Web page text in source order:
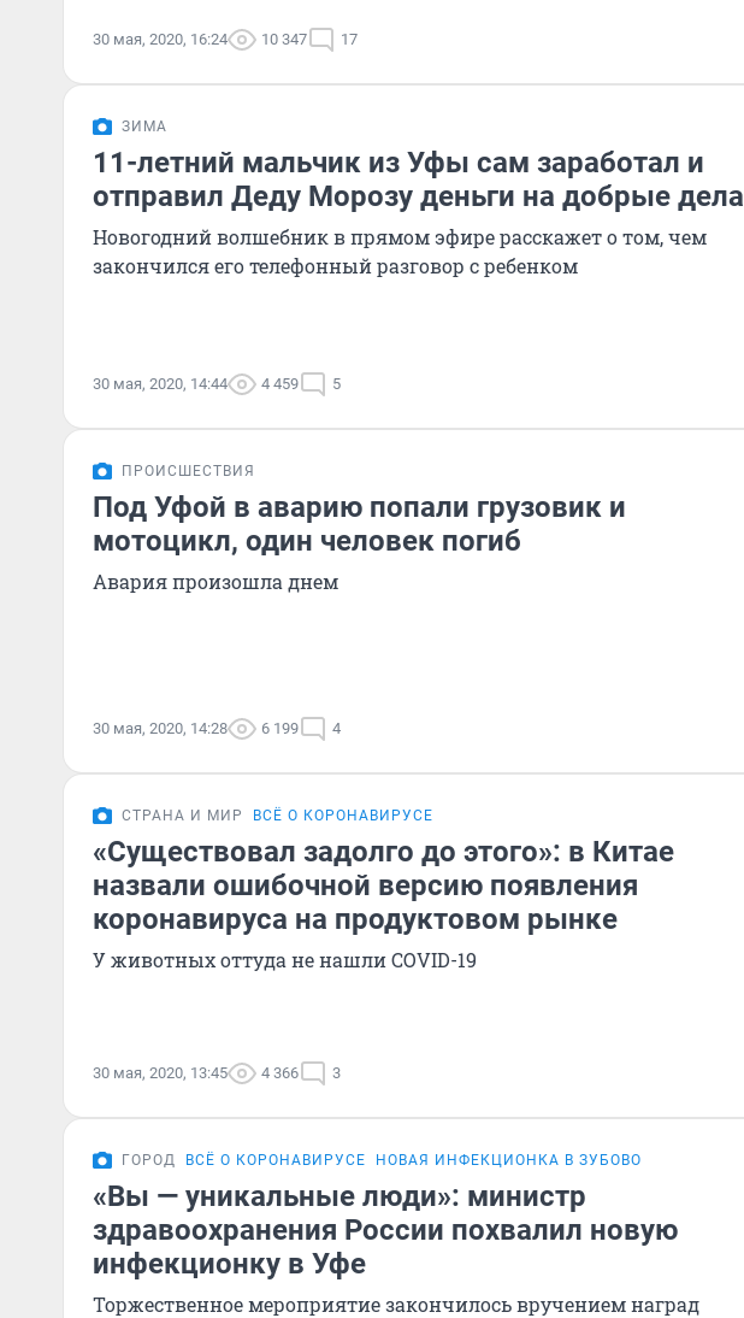
30 мая, 2020, 16:24 10 347 17
ЗИМА
11-летний мальчик из Уфы сам заработал и
отправил Деду Морозу деньги на добрые дела
Новогодний волшебник в прямом эфире расскажет о том, чем
закончился его телефонный разговор с ребенком
30 мая, 2020, 14:44 4 459 5
ПРОИСШЕСТВИЯ
Под Уфой в аварию попали грузовик и
мотоцикл, один человек погиб
Авария произошла днем
30 мая, 2020, 14:28 6 199 4
СТРАНА И МИР ВСЁ О КОРОНАВИРУСЕ
«Существовал задолго до этого»: в Китае
назвали ошибочной версию появления
коронавируса на продуктовом рынке
У животных оттуда не нашли COVID-19
30 мая, 2020, 13:45 4 366 3
ГОРОД ВСЁ О КОРОНАВИРУСЕ НОВАЯ ИНФЕКЦИОНКА В ЗУБОВО
«Вы — уникальные люди»: министр
здравоохранения России похвалил новую
инфекционку в Уфе
Торжественное мероприятие закончилось вручением наград